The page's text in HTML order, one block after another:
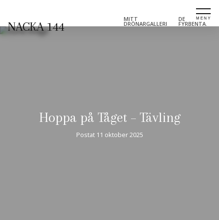
NACKA 144
MITT
DRÖNARGALLERI
DE
FYRBENTA.
Hoppa på Tåget – Tävling
Postat 11 oktober 2025